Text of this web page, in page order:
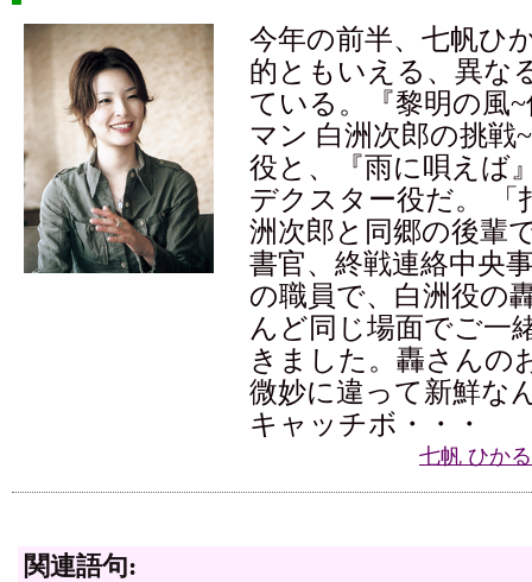
今年の前半、七帆ひ
的ともいえる、異な
ている。『黎明の風
マン 白洲次郎の挑戦
役と、『雨に唄えば
デクスター役だ。 「
洲次郎と同郷の後輩
書官、終戦連絡中央
の職員で、白洲役の
んど同じ場面でご一
きました。轟さんの
微妙に違って新鮮な
キャッチボ・・・
七帆 ひか
関連語句: